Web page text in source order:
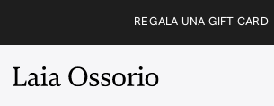
REGALA UNA GIFT CARD